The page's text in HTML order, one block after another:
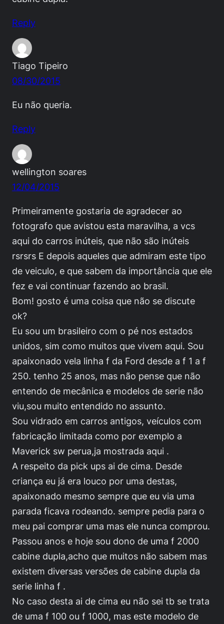
Reply
Tiago Tipeiro
08/30/2015
Eu não queria.
Reply
wellington soares
12/04/2015
Primeiramente gostaria de agradecer ao
fotografo que avistou esta maravilha, a vcs
aqui do carros inúteis, que não são inúteis
rsrsrs E depois aqueles que admiram este tipo
de veiculo, e que sabem da importância que ele
fez e vai continuar fazendo ao brasil.
Bom! gosto é uma coisa que não se discute
ok?
Eu sou um brasileiro com o pé nos estados
unidos, sim como muitos que vivem aqui. Sou
apaixonado vela linha f da Ford desde a f 1 a f
250. tenho 25 anos, mas não pense que não
entendo de mecânica e modelos de serie não
viu,sou muito entendido no assunto.
Sou vidrado em carros antigos, veículos com
fabricação limitada como por exemplo a
Maverick sw perua,ja mostrada aqui .
A respeito da pick ups ai de cima. Desde
criança eu já era louco por uma destas,
apaixonado mesmo sempre que eu via uma
parada ficava rodeando. sempre pedia para o
meu pai comprar uma mas ele nunca comprou.
Passou anos e hoje sou dono de uma f 2000
cabine dupla,acho que muitos não sabem mas
existem diversas versões de cabine dupla da
serie linha f .
No caso desta ai de cima eu não sei tb se trata
de uma f 100 ou f 1000, mas este modelo de